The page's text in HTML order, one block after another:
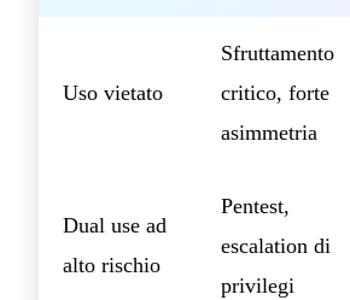
Uso vietato
Sfruttamento
critico, forte
asimmetria
Dual use ad
alto rischio
Pentest,
escalation di
privilegi